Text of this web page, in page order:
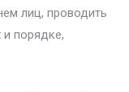
лиц, проводить
и порядке,